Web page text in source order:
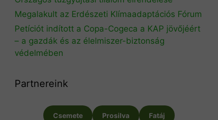
Megalakult az Erdészeti Klímaadaptációs Fórum
Petíciót indított a Copa-Cogeca a KAP jövőjéért
– a gazdák és az élelmiszer-biztonság
védelmében
Partnereink
Csemete Prosilva Fatáj